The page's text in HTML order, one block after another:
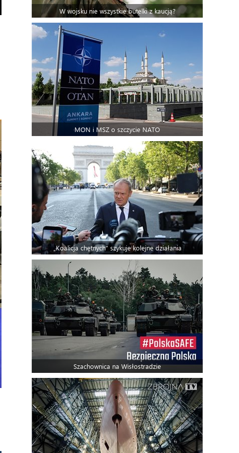
W wojsku nie wszystkie butelki z kaucją?
MON i MSZ o szczycie NATO
„Koalicja chętnych” szykuje kolejne działania
Szachownica na Wisłostradzie